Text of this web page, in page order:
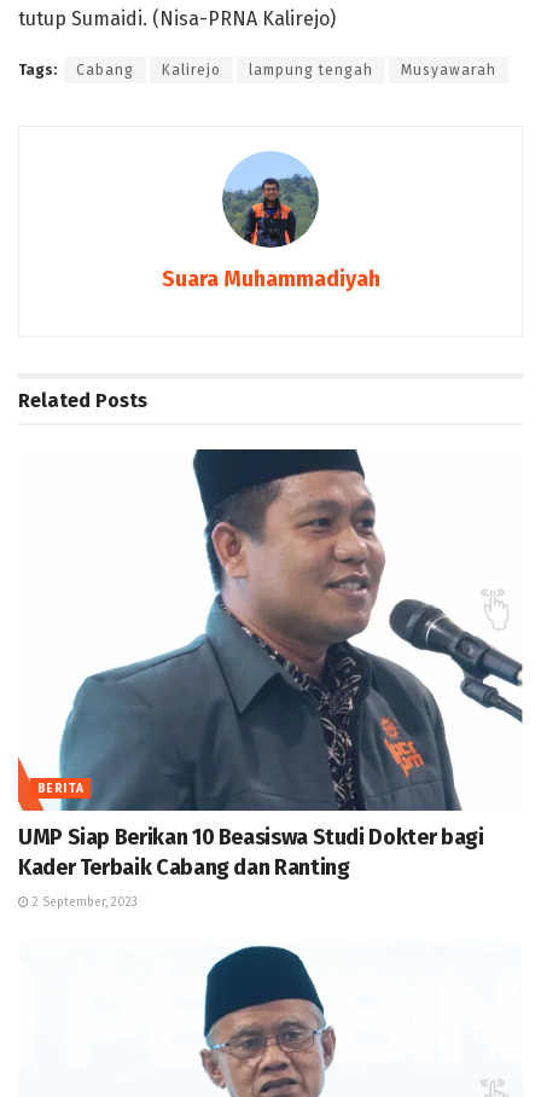
tutup Sumaidi. (Nisa-PRNA Kalirejo)
Tags: Cabang Kalirejo lampung tengah Musyawarah
Suara Muhammadiyah
Related Posts
BERITA
UMP Siap Berikan 10 Beasiswa Studi Dokter bagi
Kader Terbaik Cabang dan Ranting
2 September, 2023